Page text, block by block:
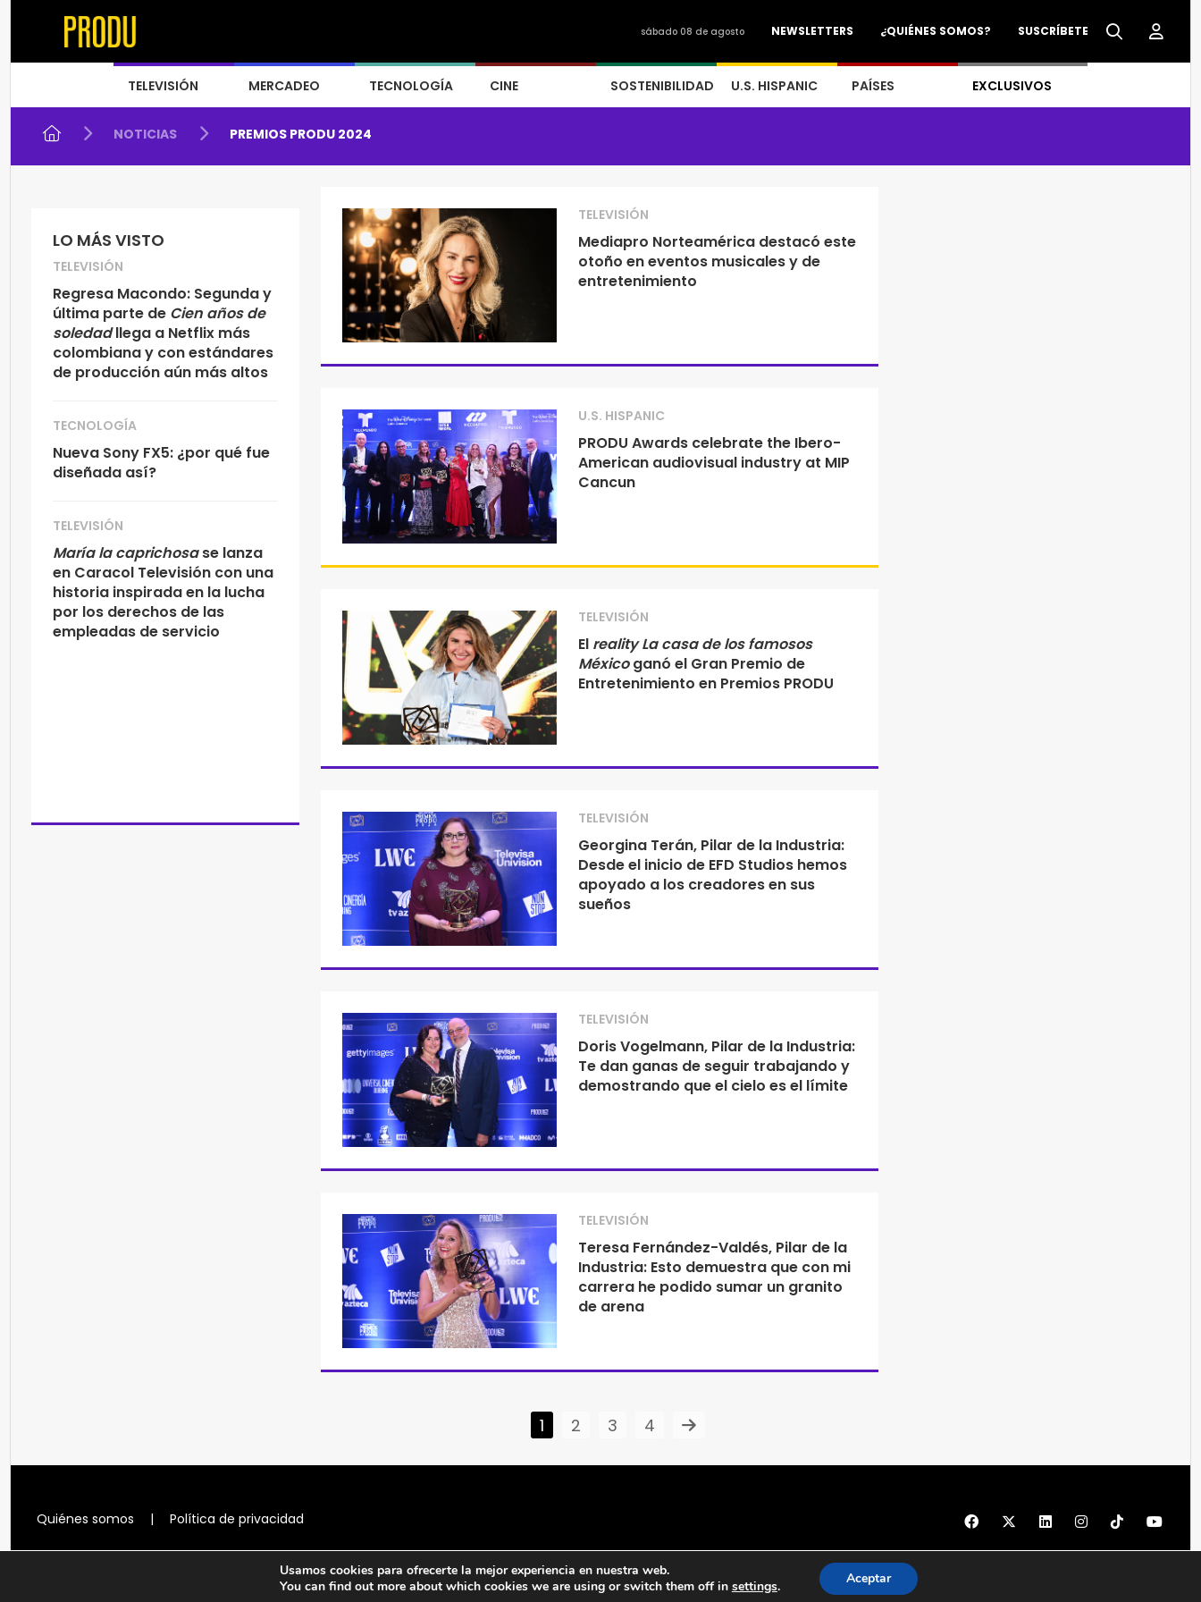
SUSCRÍBETE
¿QUIÉNES SOMOS?
NEWSLETTERS
sábado 08 de agosto
TELEVISIÓN MERCADEO TECNOLOGÍA CINE SOSTENIBILIDAD U.S. HISPANIC PAÍSES EXCLUSIVOS
NOTICIAS PREMIOS PRODU 2024
LO MÁS VISTO
TELEVISIÓN
Regresa Macondo: Segunda y
última parte de Cien años de
soledadllega a Netflix más
colombiana y con estándares
de producción aún más altos
TECNOLOGÍA
Nueva Sony FX5: ¿por qué fue
diseñada así?
TELEVISIÓN
María la caprichosase lanza
en Caracol Televisión con una
historia inspirada en la lucha
por los derechos de las
empleadas de servicio
TELEVISIÓN
Mediapro Norteamérica destacó este
otoño en eventos musicales y de
entretenimiento
U.S. HISPANIC
PRODU Awards celebrate the Ibero-
American audiovisual industry at MIP
Cancun
TELEVISIÓN
Elreality La casa de los famosos
Méxicoganó el Gran Premio de
Entretenimiento en Premios PRODU
TELEVISIÓN
Georgina Terán, Pilar de la Industria:
Desde el inicio de EFD Studios hemos
apoyado a los creadores en sus
sueños
TELEVISIÓN
Doris Vogelmann, Pilar de la Industria:
Te dan ganas de seguir trabajando y
demostrando que el cielo es el límite
TELEVISIÓN
Teresa Fernández-Valdés, Pilar de la
Industria: Esto demuestra que con mi
carrera he podido sumar un granito
de arena
1 2 3 4
Quiénes somos | Política de privacidad
© 1997 - 2026 PRODU - Todos los derechos reservados
Usamos cookies para ofrecerte la mejor experiencia en nuestra web.
You can find out more about which cookies we are using or switch them off in settings. Aceptar